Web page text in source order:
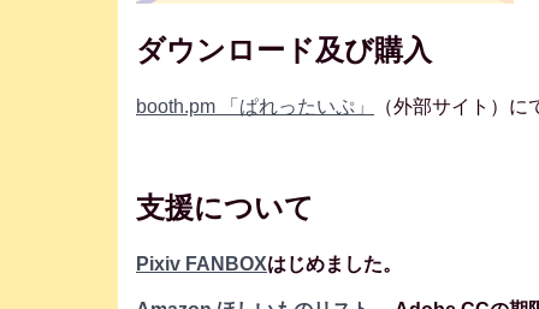
ダウンロード及び購入
booth.pm 「ぱれったいぷ」 （外部サイト）
支援について
Pixiv FANBOXはじめました。